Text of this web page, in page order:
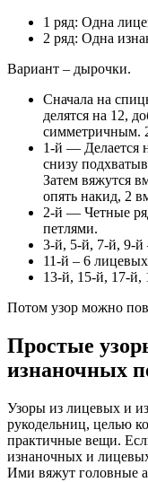
1 ряд: Одна
2 ряд: Одна
Вариант – дырочки.
Сначала на
делятся на 12,
симметричным.
1-й — Делается
снизу
Затем вяжутся
опять накид, 2
2-й — Четные
петлями.
3-й, 5-й, 7-й, 9-й
11-й – 6
13-й, 15-й, 17-й,
Потом узор можно
Простые
изнаночных
Узоры из лицевых и
рукодельниц, целью
практичные вещи.
изнаночных и
Ими вяжут головные